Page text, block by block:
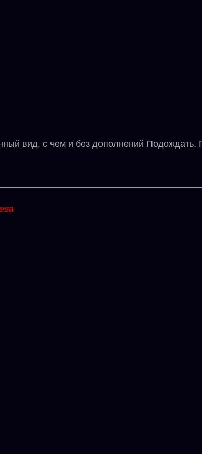
вид, с чем и без дополнений Подождать.